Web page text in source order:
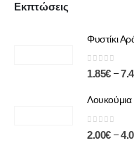
Εκπτώσεις
Φυστίκι
0 out of 5
1.85€ –
Λουκούμια
0out of 5
2.00€ –